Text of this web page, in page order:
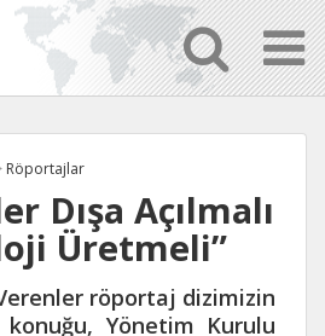
Röportajlar
Dışa Açılmalı
Üretmeli”
röportaj dizimizin
konuğu, Yönetim Kurulu